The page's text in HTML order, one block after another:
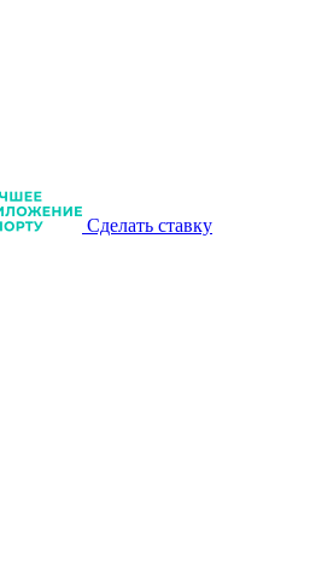
Сделать ставку